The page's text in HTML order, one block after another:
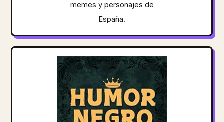
memes y personajes de
España.